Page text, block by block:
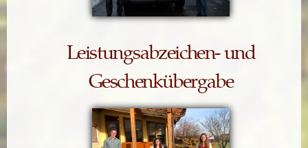
Leistungsabzeichen- und
Geschenkübergabe